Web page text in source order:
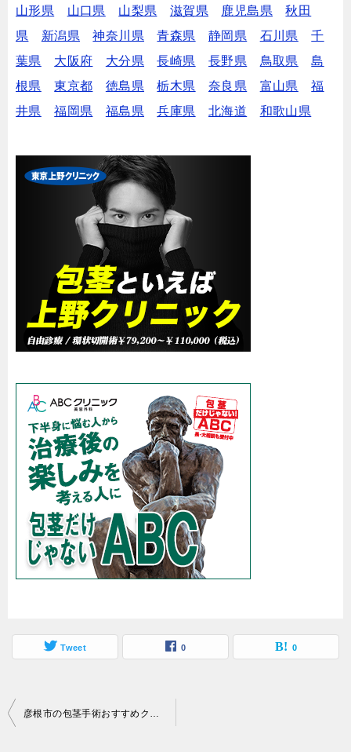
山形県
山口県 山梨県 滋賀県 鹿児島県
秋田
県
新潟県 神奈川県 青森県 静岡県 石川県
千
葉県
大阪府 大分県 長崎県 長野県 鳥取県
島
根県
東京都 徳島県 栃木県 奈良県 富山県
福
井県
福岡県 福島県 兵庫県 北海道 和歌山県
Tweet 0 0
投
彦根市の包茎手術おすすめクリニックを料金や口コミで比較